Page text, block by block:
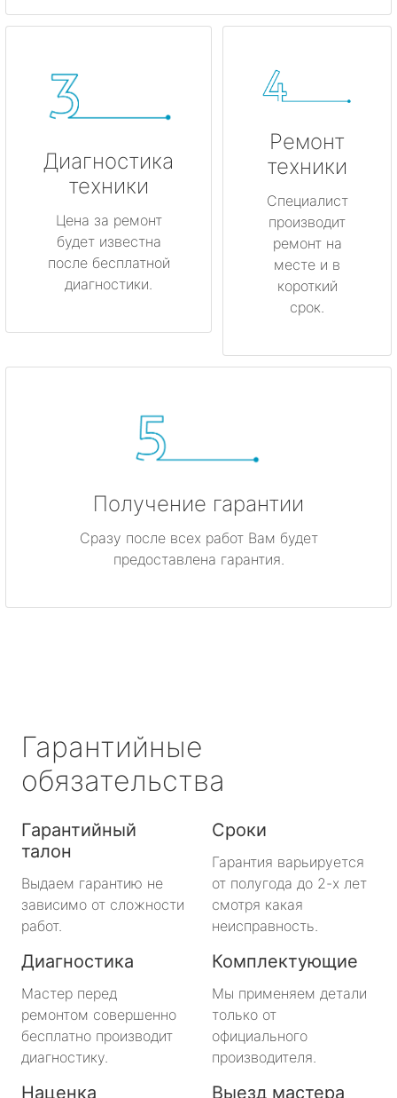
Диагностика
техники
Цена за ремонт
будет известна
после бесплатной
диагностики.
Ремонт
техники
Специалист
производит
ремонт на
месте и в
короткий
срок.
Получение гарантии
Сразу после всех работ Вам будет
предоставлена гарантия.
Гарантийные
обязательства
Гарантийный
талон
Выдаем гарантию не
зависимо от сложности
работ.
Сроки
Гарантия варьируется
от полугода до 2-х лет
смотря какая
неисправность.
Диагностика
Мастер перед
ремонтом совершенно
бесплатно производит
диагностику.
Комплектующие
Мы применяем детали
только от
официального
производителя.
Наценка Выезд мастера